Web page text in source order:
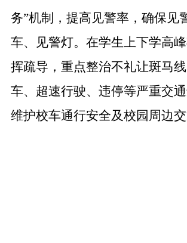
务”机制，提高见警率，确保见
车、见警灯。在学生上下学高
挥疏导，重点整治不礼让斑马
车、超速行驶、违停等严重交
维护校车通行安全及校园周边交